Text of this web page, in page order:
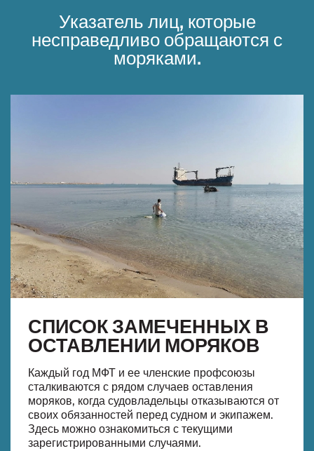
Указатель лиц, которые
несправедливо обращаются с
моряками.
СПИСОК ЗАМЕЧЕННЫХ В
ОСТАВЛЕНИИ МОРЯКОВ
Каждый год МФТ и ее членские профсоюзы
сталкиваются с рядом случаев оставления
моряков, когда судовладельцы отказываются от
своих обязанностей перед судном и экипажем.
Здесь можно ознакомиться с текущими
зарегистрированными случаями.